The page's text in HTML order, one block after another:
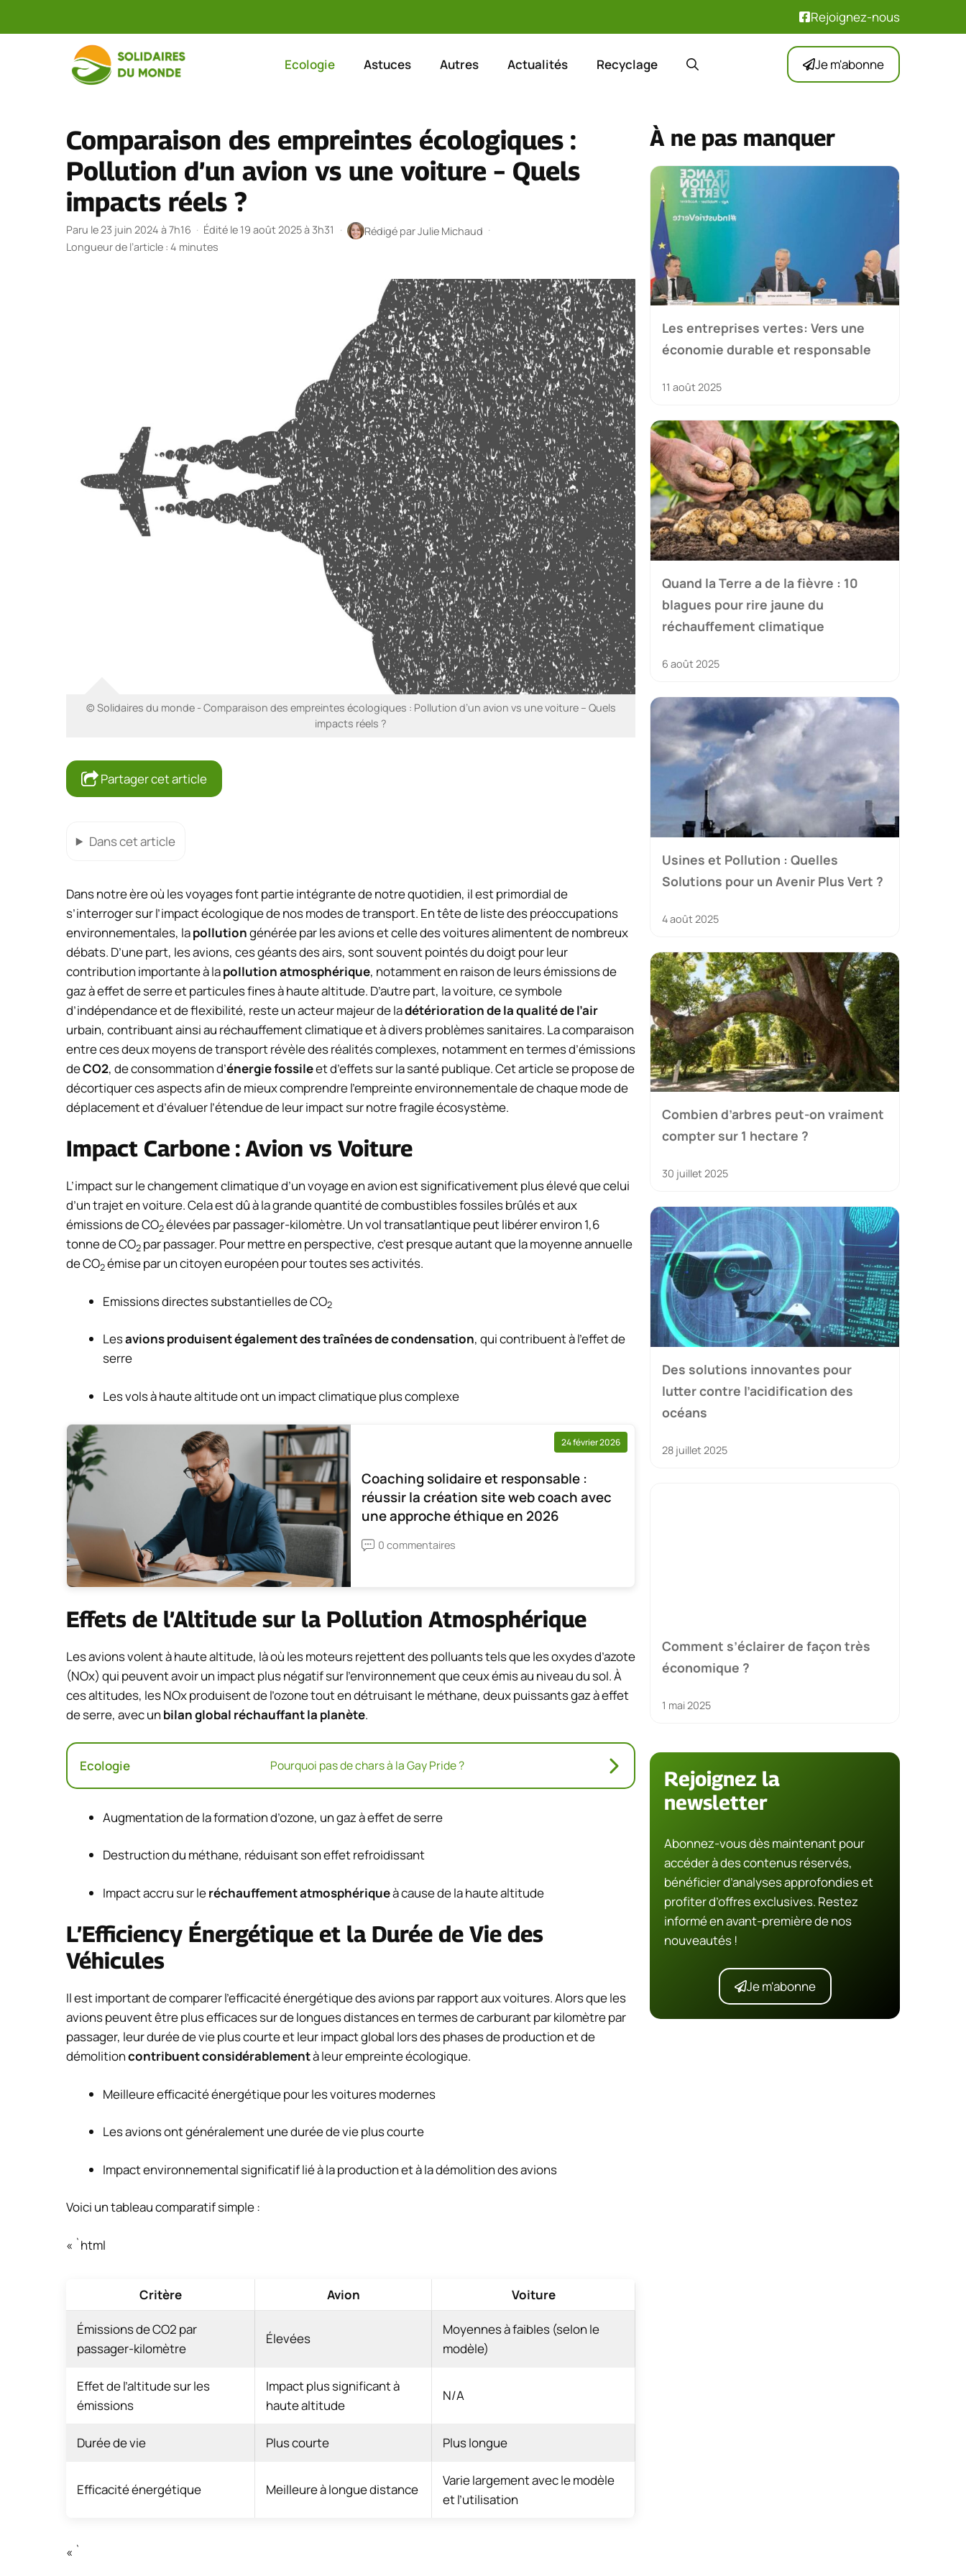
Rejoignez-nous
Ecologie Astuces Autres Actualités Recyclage Je m'abonne
Comparaison des empreintes écologiques :
Pollution d’un avion vs une voiture – Quels
impacts réels ?
Paru le 23 juin 2024 à 7h16 · Édité le 19 août 2025 à 3h31 · Rédigé parJulie Michaud ·
Longueur de l’article : 4 minutes
© Solidaires du monde - Comparaison des empreintes écologiques : Pollution d’un avion vs une voiture – Quels
impacts réels ?
Partager cet article
Dans cet article
Dans notre ère où les voyages font partie intégrante de notre quotidien, il est primordial de
s’interroger sur l’impact écologique de nos modes de transport. En tête de liste des préoccupations
environnementales, lapollutiongénérée par les avions et celle des voitures alimentent de nombreux
débats. D’une part, les avions, ces géants des airs, sont souvent pointés du doigt pour leur
contribution importante à lapollution atmosphérique, notamment en raison de leurs émissions de
gaz à effet de serre et particules fines à haute altitude. D’autre part, la voiture, ce symbole
d’indépendance et de flexibilité, reste un acteur majeur de ladétérioration de la qualité de l’air
urbain, contribuant ainsi au réchauffement climatique et à divers problèmes sanitaires. La comparaison
entre ces deux moyens de transport révèle des réalités complexes, notamment en termes d’émissions
deCO2, de consommation d’énergie fossileet d’effets sur la santé publique. Cet article se propose de
décortiquer ces aspects afin de mieux comprendre l’empreinte environnementale de chaque mode de
déplacement et d’évaluer l’étendue de leur impact sur notre fragile écosystème.
Impact Carbone : Avion vs Voiture
L’impact sur le changement climatique d’un voyage en avion est significativement plus élevé que celui
d’un trajet en voiture. Cela est dû à la grande quantité de combustibles fossiles brûlés et aux
émissions de CO2élevées par passager-kilomètre. Un vol transatlantique peut libérer environ 1,6
tonne de CO2 par passager. Pour mettre en perspective, c’est presque autant que la moyenne annuelle
de CO2émise par un citoyen européen pour toutes ses activités.
Emissions directes substantielles de CO2
Lesavions produisent également des traînées de condensation, qui contribuent à l’effet de
serre
Les vols à haute altitude ont un impact climatique plus complexe
24 février 2026
Coaching solidaire et responsable :
réussir la création site web coach avec
une approche éthique en 2026
0 commentaires
Effets de l’Altitude sur la Pollution Atmosphérique
Les avions volent à haute altitude, là où les moteurs rejettent des polluants tels que les oxydes d’azote
(NOx) qui peuvent avoir un impact plus négatif sur l’environnement que ceux émis au niveau du sol. À
ces altitudes, les NOx produisent de l’ozone tout en détruisant le méthane, deux puissants gaz à effet
de serre, avec un bilan global réchauffant la planète.
Ecologie Pourquoi pas de chars à la Gay Pride ?
Augmentation de la formation d’ozone, un gaz à effet de serre
Destruction du méthane, réduisant son effet refroidissant
Impact accru sur leréchauffement atmosphériqueà cause de la haute altitude
L’Efficiency Énergétique et la Durée de Vie des
Véhicules
Il est important de comparer l’efficacité énergétique des avions par rapport aux voitures. Alors que les
avions peuvent être plus efficaces sur de longues distances en termes de carburant par kilomètre par
passager, leur durée de vie plus courte et leur impact global lors des phases de production et de
démolitioncontribuent considérablementà leur empreinte écologique.
Meilleure efficacité énergétique pour les voitures modernes
Les avions ont généralement une durée de vie plus courte
Impact environnemental significatif lié à la production et à la démolition des avions
Voici un tableau comparatif simple :
« `html
Critère Avion Voiture
Émissions de CO2 par
passager-kilomètre
Élevées
Moyennes à faibles (selon le
modèle)
Effet de l’altitude sur les
émissions
Impact plus significant à
haute altitude
N/A
Durée de vie Plus courte Plus longue
Efficacité énergétique Meilleure à longue distance
Varie largement avec le modèle
et l’utilisation
« `
À ne pas manquer
Les entreprises vertes: Vers une
économie durable et responsable
11 août 2025
Quand la Terre a de la fièvre : 10
blagues pour rire jaune du
réchauffement climatique
6 août 2025
Usines et Pollution : Quelles
Solutions pour un Avenir Plus Vert ?
4 août 2025
Combien d’arbres peut-on vraiment
compter sur 1 hectare ?
30 juillet 2025
Des solutions innovantes pour
lutter contre l’acidification des
océans
28 juillet 2025
Comment s’éclairer de façon très
économique ?
1 mai 2025
Rejoignez la
newsletter
Abonnez-vous dès maintenant pour
accéder à des contenus réservés,
bénéficier d’analyses approfondies et
profiter d’offres exclusives. Restez
informé en avant-première de nos
nouveautés !
Je m'abonne